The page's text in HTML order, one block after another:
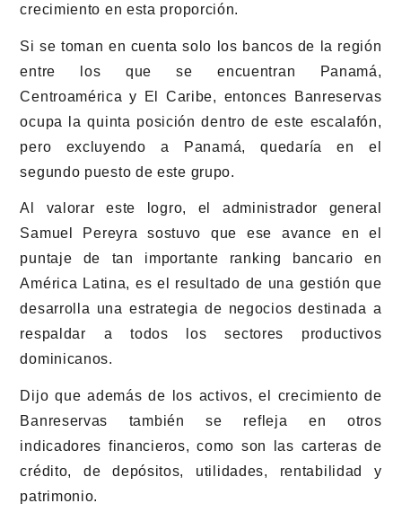
crecimiento en esta proporción.
Si se toman en cuenta solo los bancos de la región
entre los que se encuentran Panamá,
Centroamérica y El Caribe, entonces Banreservas
ocupa la quinta posición dentro de este escalafón,
pero excluyendo a Panamá, quedaría en el
segundo puesto de este grupo.
Al valorar este logro, el administrador general
Samuel Pereyra sostuvo que ese avance en el
puntaje de tan importante ranking bancario en
América Latina, es el resultado de una gestión que
desarrolla una estrategia de negocios destinada a
respaldar a todos los sectores productivos
dominicanos.
Dijo que además de los activos, el crecimiento de
Banreservas también se refleja en otros
indicadores financieros, como son las carteras de
crédito, de depósitos, utilidades, rentabilidad y
patrimonio.